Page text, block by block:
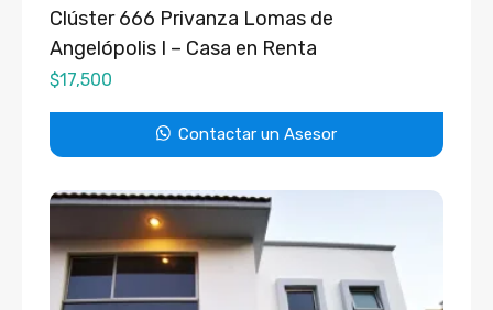
Clúster 666 Privanza Lomas de
Angelópolis I – Casa en Renta
$17,500
Contactar un Asesor